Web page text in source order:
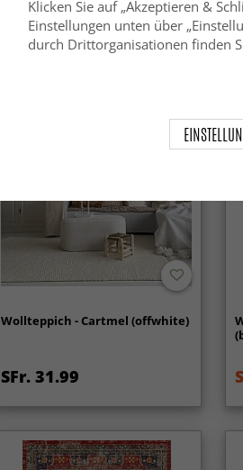
SFr. 39.99 SFr. 53.99
Wollteppich - Cartmel (offwhite)
SFr. 31.99
Klicken Sie auf „Akzeptieren &
Einstellungen unten über
durch Drittorganisationen finden